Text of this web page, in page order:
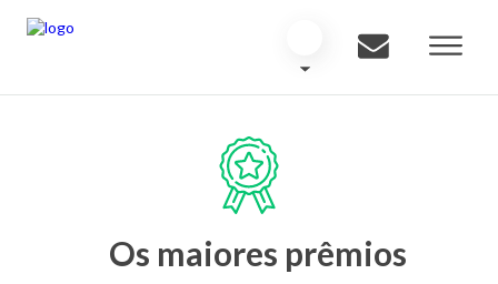
Os maiores prêmios